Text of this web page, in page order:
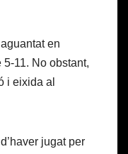
en
11. No obstant,
i eixida al
jugat per